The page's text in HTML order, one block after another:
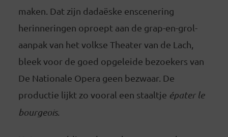
maken. Dat zijn dadaëske enscenering
herinneringen oproept aan de grap-en-grol-
aanpak van het volkse Theater van de Lach,
bleek voor de goed opgeleide bezoekers van
De Nationale Opera geen bezwaar. De
productie lijkt zo vooral een staaltje épater le
bourgeois.